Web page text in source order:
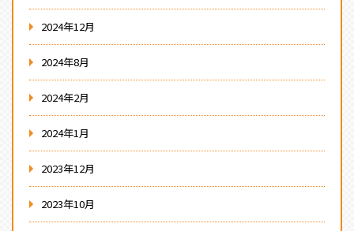
2024年12月
2024年8月
2024年2月
2024年1月
2023年12月
2023年10月